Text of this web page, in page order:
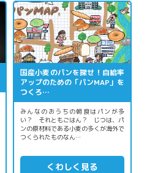
国産小麦のパンを探せ！自給率
アップのための「パンMAP」を
つくろ…
みんなのおうちの朝食はパンが多
い？ それともごはん？ じつは、パ
ンの原材料である小麦の多くが海外で
つくられたものなん…
くわしく見る